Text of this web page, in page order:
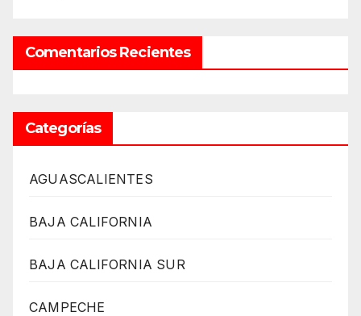
Comentarios Recientes
Categorías
AGUASCALIENTES
BAJA CALIFORNIA
BAJA CALIFORNIA SUR
CAMPECHE